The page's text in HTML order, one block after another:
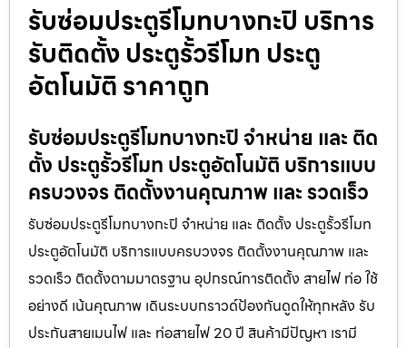
รับซ่อมประตูรีโมทบางกะปิ บริการ
รับติดตั้ง ประตูรั้วรีโมท ประตู
อัตโนมัติ ราคาถูก
รับซ่อมประตูรีโมทบางกะปิ จำหน่าย และ ติด
ตั้ง ประตูรั้วรีโมท ประตูอัตโนมัติ บริการแบบ
ครบวงจร ติดตั้งงานคุณภาพ และ รวดเร็ว
รับซ่อมประตูรีโมทบางกะปิ จำหน่าย และ ติดตั้ง ประตูรั้วรีโมท
ประตูอัตโนมัติ บริการแบบครบวงจร ติดตั้งงานคุณภาพ และ
รวดเร็ว ติดตั้งตามมาตรฐาน อุปกรณ์การติดตั้ง สายไฟ ท่อ ใช้
อย่างดี เน้นคุณภาพ เดินระบบกราวด์ป้องกันดูดให้ทุกหลัง รับ
ประกันสายเมนไฟ และ ท่อสายไฟ 20 ปี สินค้ามีปัญหา เรามี